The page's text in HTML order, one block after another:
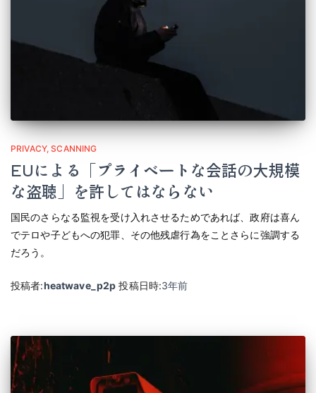
PRIVACY SCANNING
EUによる「プライベートな会話の大規模
な盗聴」を許してはならない
国民のさらなる監視を受け入れさせるためであれば、政府は喜ん
でテロや子どもへの犯罪、その他残虐行為をことさらに強調する
だろう。
投稿者:heatwave_p2p 投稿日時:3年前